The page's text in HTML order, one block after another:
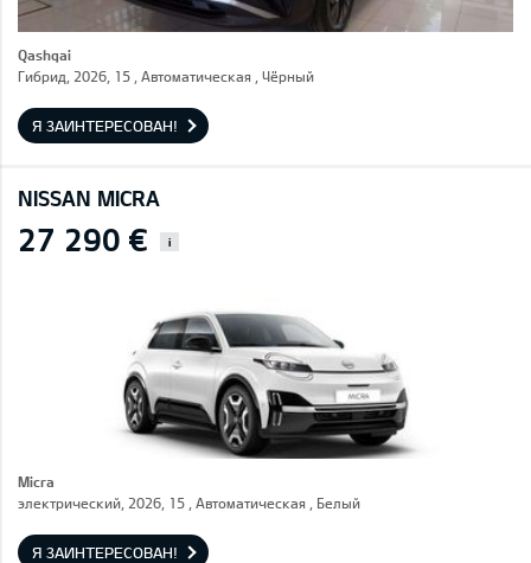
Qashqai
Гибрид, 2026, 15 , Автоматическая , Чёрный
Я ЗАИНТЕРЕСОВАН!
NISSAN MICRA
27 290 € i
Micra
электрический, 2026, 15 , Автоматическая , Белый
Я ЗАИНТЕРЕСОВАН!